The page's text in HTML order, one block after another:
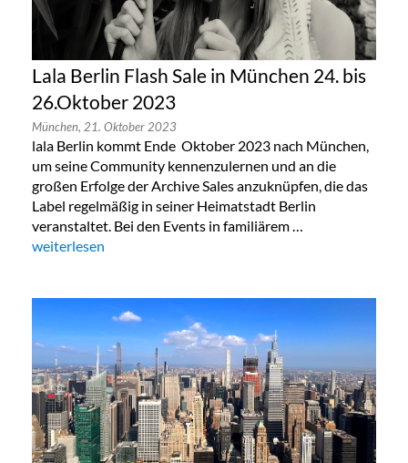
Lala Berlin Flash Sale in München 24. bis
26.Oktober 2023
München, 21. Oktober 2023
lala Berlin kommt Ende Oktober 2023 nach München,
um seine Community kennenzulernen und an die
großen Erfolge der Archive Sales anzuknüpfen, die das
Label regelmäßig in seiner Heimatstadt Berlin
veranstaltet. Bei den Events in familiärem …
„Lala Berlin Flash Sale in München 24. bis 26.Oktober 2023“
weiterlesen